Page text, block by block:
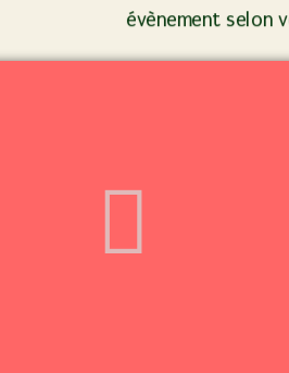
évènement selon
– Élaboration
– Gestion
–
NOS
➝